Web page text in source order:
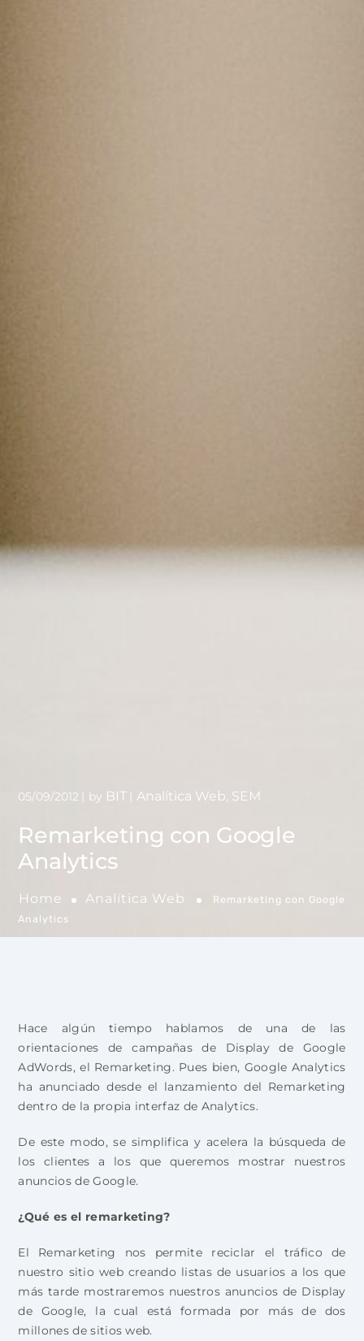
Remarketing con Google
Analytics
Home Analítica Web
Remarketing con Google
Analytics
05/09/2012 by BIT Analítica Web, SEM
Hace algún tiempo hablamos de una de las
orientaciones de campañas de Display de Google
AdWords, el Remarketing. Pues bien, Google Analytics
ha anunciado desde el lanzamiento del Remarketing
dentro de la propia interfaz de Analytics.
De este modo, se simplifica y acelera la búsqueda de
los clientes a los que queremos mostrar nuestros
anuncios de Google.
¿Qué es el remarketing?
El Remarketing nos permite reciclar el tráfico de
nuestro sitio web creando listas de usuarios a los que
más tarde mostraremos nuestros anuncios de Display
de Google, la cual está formada por más de dos
millones de sitios web.